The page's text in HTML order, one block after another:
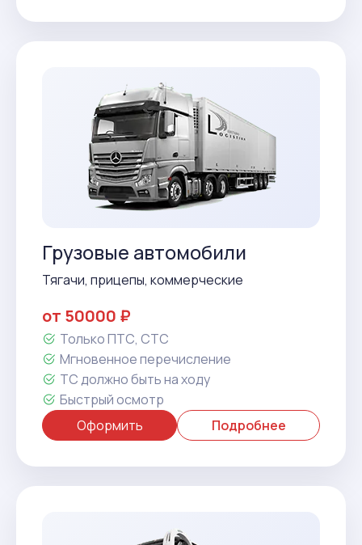
Грузовые автомобили
Тягачи, прицепы, коммерческие
от 50000 ₽
Только ПТС, СТС
Мгновенное перечисление
ТС должно быть на ходу
Быстрый осмотр
Оформить
Подробнее